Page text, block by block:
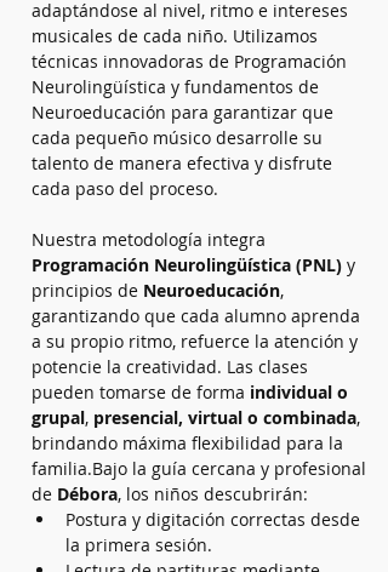
adaptándose al nivel, ritmo e intereses
musicales de cada niño. Utilizamos
técnicas innovadoras de Programación
Neurolingüística y fundamentos de
Neuroeducación para garantizar que
cada pequeño músico desarrolle su
talento de manera efectiva y disfrute
cada paso del proceso.
Nuestra metodología integra
Programación Neurolingüística (PNL) y
principios de Neuroeducación,
garantizando que cada alumno aprenda
a su propio ritmo, refuerce la atención y
potencie la creatividad. Las clases
pueden tomarse de forma individual o
grupal, presencial, virtual o combinada,
brindando máxima flexibilidad para la
familia.Bajo la guía cercana y profesional
de Débora, los niños descubrirán:
Postura y digitación correctas desde
la primera sesión.